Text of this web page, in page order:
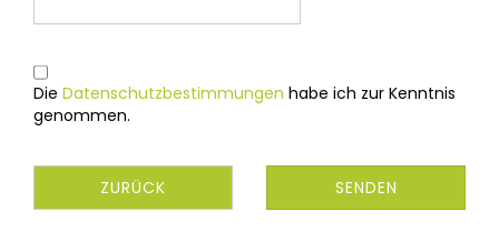
Die Datenschutzbestimmungen habe ich zur Kenntnis
genommen.
ZURÜCK SENDEN